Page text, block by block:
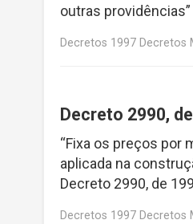
outras
Decretos 1997 Decretos
Decreto 2990,
“Fixa os preços por
aplicada na
Decreto 2990, de
Decretos 1997 Decretos